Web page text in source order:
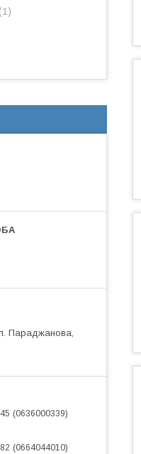
1
Параджанова,
0636000339
0664044010